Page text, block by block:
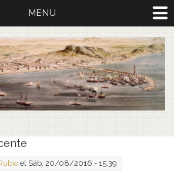
MENU
el Sáb, 20/08/2016 - 15:39